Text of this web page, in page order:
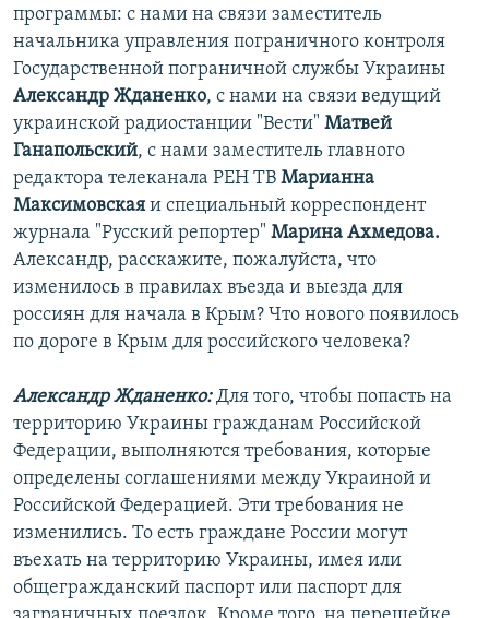
программы: с нами на связи заместитель
начальника управления пограничного контроля
Государственной пограничной службы Украины
Александр Жданенко, с нами на связи ведущий
украинской радиостанции "Вести" Матвей
Ганапольский, с нами заместитель главного
редактора телеканала РЕН ТВ Марианна
Максимовская и специальный корреспондент
журнала "Русский репортер" Марина Ахмедова.
Александр, расскажите, пожалуйста, что
изменилось в правилах въезда и выезда для
россиян для начала в Крым? Что нового появилось
по дороге в Крым для российского человека?
Александр Жданенко:Для того, чтобы попасть на
территорию Украины гражданам Российской
Федерации, выполняются требования, которые
определены соглашениями между Украиной и
Российской Федерацией. Эти требования не
изменились. То есть граждане России могут
въехать на территорию Украины, имея или
общегражданский паспорт или паспорт для